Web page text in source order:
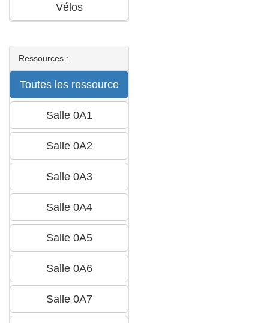
Ressources :